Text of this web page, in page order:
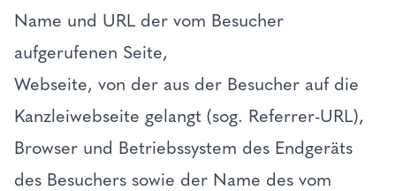
Name und URL der vom Besucher
aufgerufenen Seite,
Webseite, von der aus der Besucher auf die
Kanzleiwebseite gelangt (sog. Referrer-URL),
Browser und Betriebssystem des Endgeräts
des Besuchers sowie der Name des vom